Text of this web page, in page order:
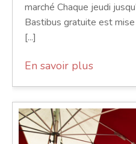
marché Chaque jeudi
Bastibus gratuite est
[...]
En savoir plus